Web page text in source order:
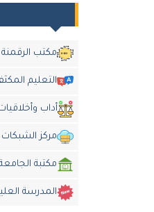
مكتب الرقمنة
التعليم
أداب
مركز
مكتبة
المدرسة